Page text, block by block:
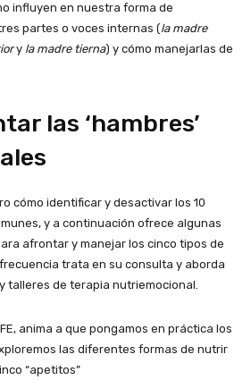
influyen en nuestra forma de
partes o voces internas (la madre
y la madre tierna) y cómo manejarlas de
las ‘hambres’
cómo identificar y desactivar los 10
y a continuación ofrece algunas
afrontar y manejar los cinco tipos de
trata en su consulta y aborda
talleres de terapia nutriemocional.
anima a que pongamos en práctica los
las diferentes formas de nutrir
“apetitos”